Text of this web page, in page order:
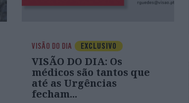
VISÃO DO DIA EXCLUSIVO
VISÃO DO DIA: Os
médicos são tantos que
até as Urgências
fecham...